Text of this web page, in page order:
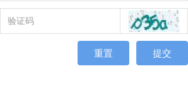
提交
重置